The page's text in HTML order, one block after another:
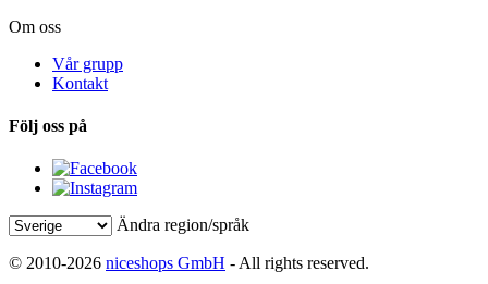
Om oss
Vår grupp
Kontakt
Följ oss på
Ändra region/språk
© 2010-2026 niceshops GmbH - All rights reserved.